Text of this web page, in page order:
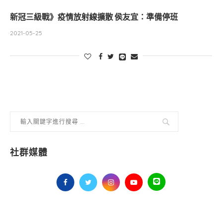
新冠三級戰》疫情放射線擴散 侯友宜：準備停班
2021-05-25
社群媒體